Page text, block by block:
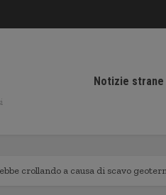
Notizie strane
crollando a causa di scavo